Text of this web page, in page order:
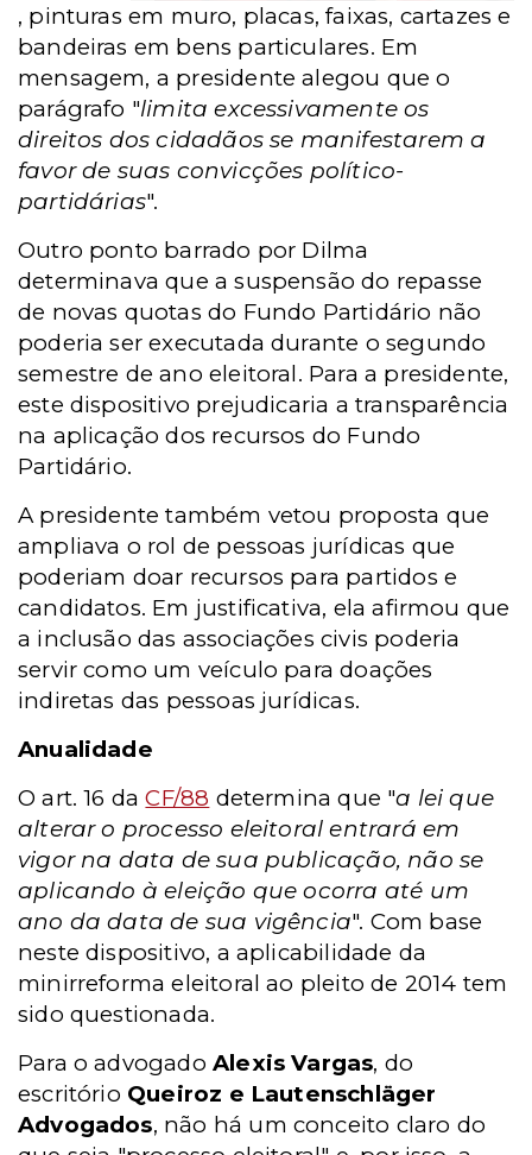
, pinturas em muro, placas, faixas, cartazes e
bandeiras em bens particulares. Em
mensagem, a presidente alegou que o
parágrafo "limita excessivamente os
direitos dos cidadãos se manifestarem a
favor de suas convicções político-
partidárias".
Outro ponto barrado por Dilma
determinava que a suspensão do repasse
de novas quotas do Fundo Partidário não
poderia ser executada durante o segundo
semestre de ano eleitoral. Para a presidente,
este dispositivo prejudicaria a transparência
na aplicação dos recursos do Fundo
Partidário.
A presidente também vetou proposta que
ampliava o rol de pessoas jurídicas que
poderiam doar recursos para partidos e
candidatos. Em justificativa, ela afirmou que
a inclusão das associações civis poderia
servir como um veículo para doações
indiretas das pessoas jurídicas.
Anualidade
O art. 16 daCF/88 determina que "a lei que
alterar o processo eleitoral entrará em
vigor na data de sua publicação, não se
aplicando à eleição que ocorra até um
ano da data de sua vigência". Com base
neste dispositivo, a aplicabilidade da
minirreforma eleitoral ao pleito de 2014 tem
sido questionada.
Para o advogado Alexis Vargas, do
escritório Queiroz e Lautenschläger
Advogados, não há um conceito claro do